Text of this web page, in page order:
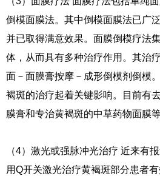
倒模面膜法。其中倒模面膜法已广
并已取得满意效果。面膜倒模疗法
体，从而具有多种治疗作用。其治
面－面膜膏按摩－成形倒模剂倒模
褐斑的治疗起着关键影响。目前有
膜膏和专治黄褐斑的中草药物面膜等
（4）激光或强脉冲光治疗 近来有
用Q开关激光治疗黄褐斑部分患者有